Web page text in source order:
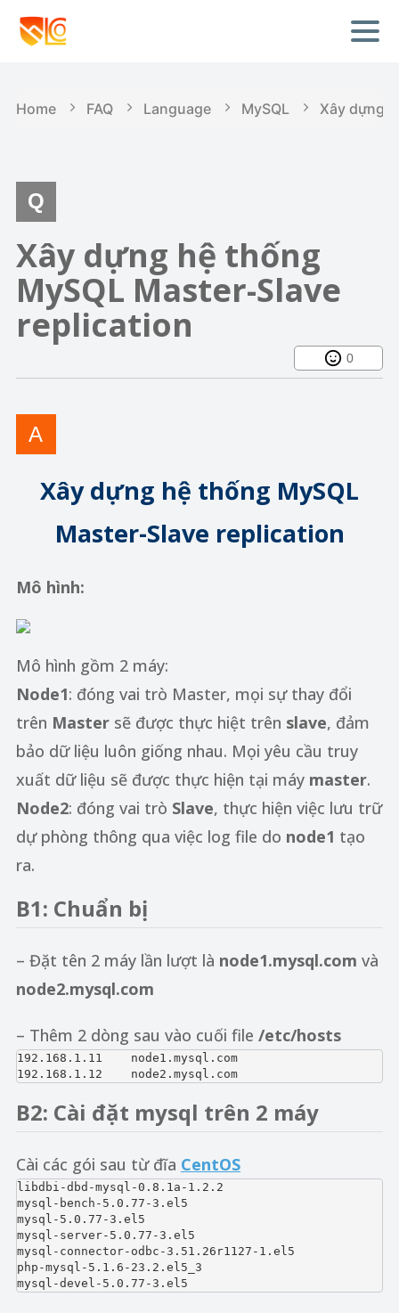
Home FAQ Language MySQL Xây dựng
Xây dựng hệ thống
MySQL Master-Slave
replication
0
Xây dựng hệ thống MySQL
Master-Slave replication
Mô hình:
Mô hình gồm 2 máy:
Node1: đóng vai trò Master, mọi sự thay đổi
trên Mastersẽ được thực hiệt trên slave, đảm
bảo dữ liệu luôn giống nhau. Mọi yêu cầu truy
xuất dữ liệu sẽ được thực hiện tại máy master.
Node2: đóng vai trò Slave, thực hiện việc lưu trữ
dự phòng thông qua việc log file do node1 tạo
ra.
B1: Chuẩn bị
– Đặt tên 2 máy lần lượt là node1.mysql.com và
node2.mysql.com
– Thêm 2 dòng sau vào cuối file /etc/hosts
192.168.1.11    node1.mysql.com
192.168.1.12    node2.mysql.com
B2: Cài đặt mysql trên 2 máy
Cài các gói sau từ đĩa CentOS
libdbi-dbd-mysql-0.8.1a-1.2.2
mysql-bench-5.0.77-3.el5
mysql-5.0.77-3.el5
mysql-server-5.0.77-3.el5
mysql-connector-odbc-3.51.26r1127-1.el5
php-mysql-5.1.6-23.2.el5_3
mysql-devel-5.0.77-3.el5